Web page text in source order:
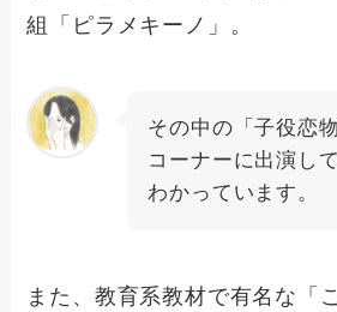
組「ピラメキーノ」。
その中の「子役恋
コーナーに出演し
わかっています。
また、教育系教材で有名な「